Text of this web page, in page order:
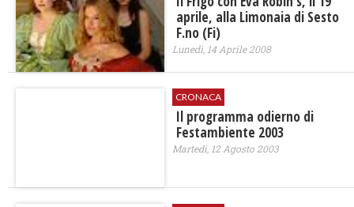
aprile, alla Limonaia di Sesto
F.no (Fi)
Lunedì, 14 Aprile 2008
CRONACA
Il programma odierno di
Festambiente 2003
Martedì, 12 Agosto 2003